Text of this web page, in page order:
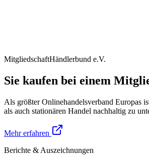
MitgliedschaftHändlerbund e.V.
Sie kaufen bei einem
Als größter Onlinehandelsverband Europas
als auch stationären Handel nachhaltig zu
Mehr erfahren
Berichte & Auszeichnungen